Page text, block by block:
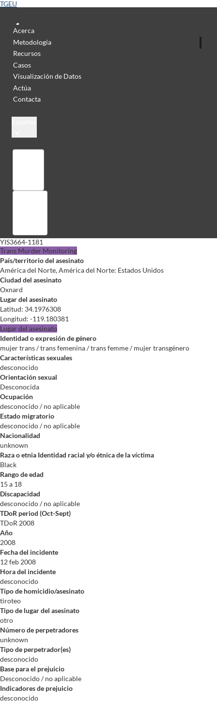
TGEU
Acerca
Metodología
Recursos
Casos
Visualización de Datos
Actúa
Contacta
YIS3664-1181
Trans Murder Monitoring
País/territorio del asesinato
América del Norte, América del Norte: Estados Unidos
Ciudad del asesinato
Oxnard
Lugar del asesinato
Latitud: 34.1976308
Longitud: -119.180381
Lugar del asesinato
Identidad o expresión de género
mujer trans / trans femenina / trans femme / mujer transgénero
Características sexuales
desconocido
Orientación sexual
Desconocida
Ocupación
desconocido / no aplicable
Estado migratorio
desconocido / no aplicable
Nacionalidad
unknown
Raza o etnia Identidad racial y/o étnica de la víctima
Black
Rango de edad
15 a 18
Discapacidad
desconocido / no aplicable
TDoR period (Oct-Sept)
TDoR 2008
Año
2008
Fecha del incidente
12 feb 2008
Hora del incidente
desconocido
Tipo de homicidio/asesinato
tiroteo
Tipo de lugar del asesinato
otro
Número de perpetradores
unknown
Tipo de perpetrador(es)
desconocido
Base para el prejuicio
Desconocido / no aplicable
Indicadores de prejuicio
desconocido